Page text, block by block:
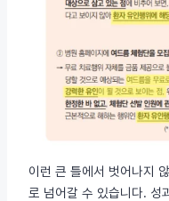
이런 큰 틀에서 벗어나지
로 넘어갈 수 있습니다. 성